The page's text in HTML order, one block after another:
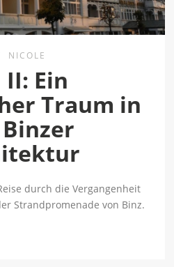
NICOLE
II: Ein
Traum in
durch die Vergangenheit
Strandpromenade von Binz.